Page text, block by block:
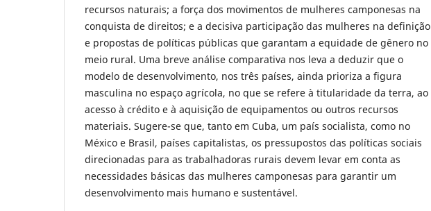
recursos naturais; a força dos movimentos de mulheres camponesas na
conquista de direitos; e a decisiva participação das mulheres na definição
e propostas de políticas públicas que garantam a equidade de gênero no
meio rural. Uma breve análise comparativa nos leva a deduzir que o
modelo de desenvolvimento, nos três países, ainda prioriza a figura
masculina no espaço agrícola, no que se refere à titularidade da terra, ao
acesso à crédito e à aquisição de equipamentos ou outros recursos
materiais. Sugere-se que, tanto em Cuba, um país socialista, como no
México e Brasil, países capitalistas, os pressupostos das políticas sociais
direcionadas para as trabalhadoras rurais devem levar em conta as
necessidades básicas das mulheres camponesas para garantir um
desenvolvimento mais humano e sustentável.